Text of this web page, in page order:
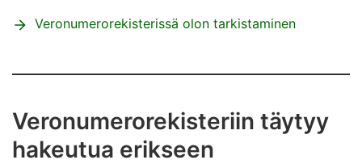
Veronumerorekisterissä olon tarkistaminen
Veronumerorekisteriin täytyy
hakeutua erikseen